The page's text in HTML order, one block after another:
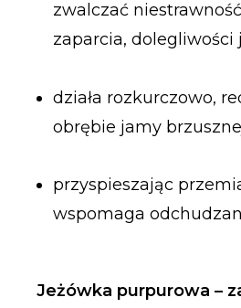
zwalczać
zaparcia, dolegliwości
działa rozkurczowo,
obrębie jamy
przyspieszając
wspomaga
Jeżówka purpurowa –